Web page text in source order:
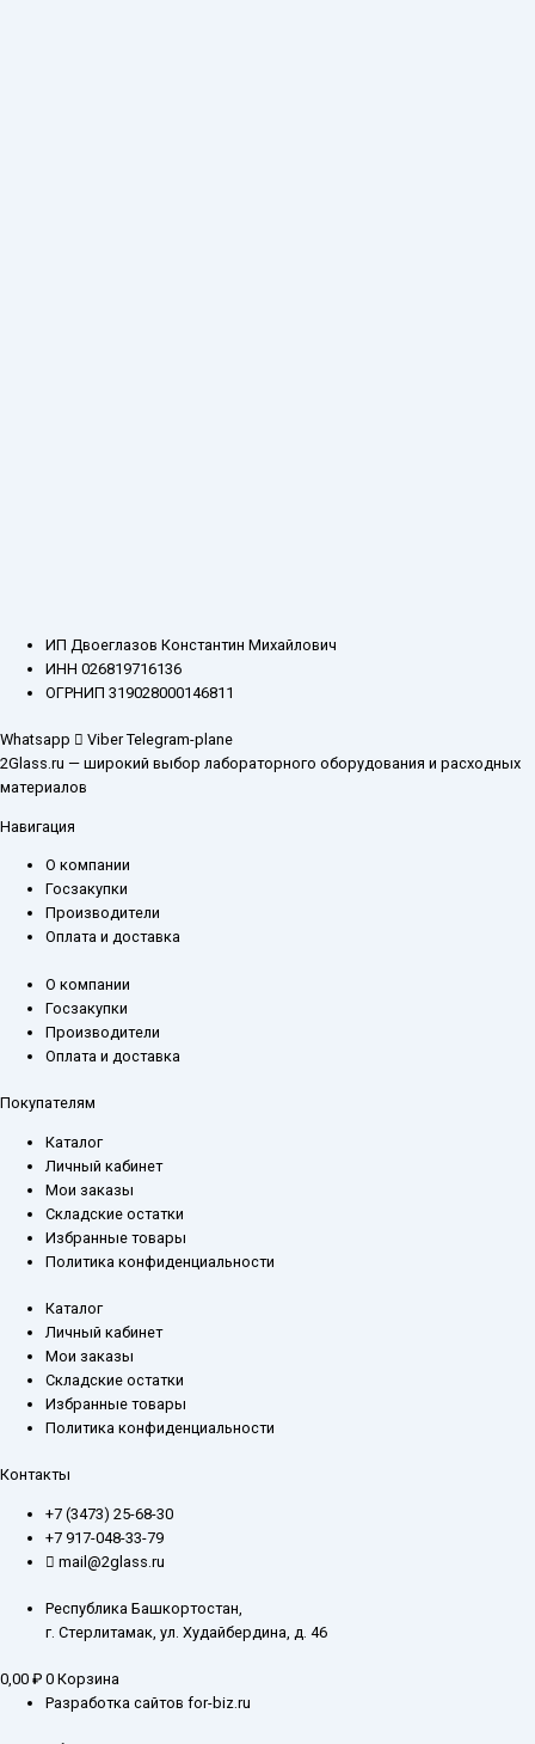
ИП Двоеглазов Константин Михайлович
ИНН 026819716136
ОГРНИП 319028000146811
Whatsapp Viber Telegram-plane
2Glass.ru — широкий выбор лабораторного оборудования и расходных
материалов
Навигация
О компании
Госзакупки
Производители
Оплата и доставка
О компании
Госзакупки
Производители
Оплата и доставка
Покупателям
Каталог
Личный кабинет
Мои заказы
Складские остатки
Избранные товары
Политика конфиденциальности
Каталог
Личный кабинет
Мои заказы
Складские остатки
Избранные товары
Политика конфиденциальности
Контакты
+7 (3473) 25-68-30
+7 917-048-33-79
mail@2glass.ru
Республика Башкортостан,
г. Стерлитамак, ул. Худайбердина, д. 46
0,00 ₽ 0 Корзина
Разработка сайтов for-biz.ru